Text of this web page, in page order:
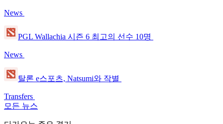
News
PGL Wallachia 시즌 6 최고의 선수 10명
News
탈론 e스포츠, Natsumi와 작별
Transfers
모든 뉴스